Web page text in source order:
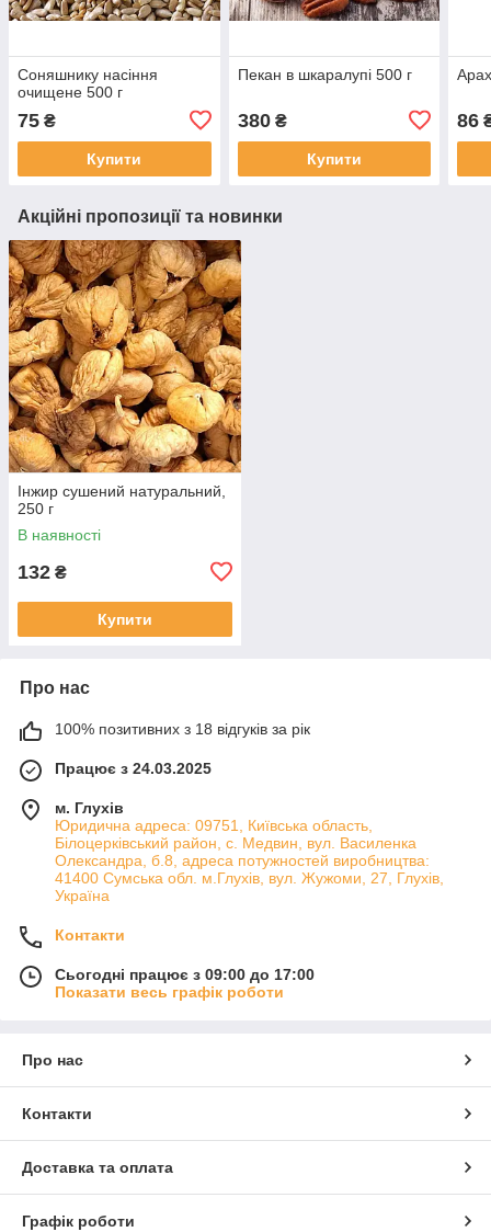
Соняшнику насіння
очищене 500 г
75 ₴
Купити
Пекан в шкаралупі 500 г
380₴
Купити
86
Акційні пропозиції та новинки
Інжир сушений натуральний,
250 г
В наявності
132 ₴
Купити
Про нас
100% позитивних з 18 відгуків за рік
Працює з 24.03.2025
м. Глухів
Юридична адреса: 09751, Київська область,
Білоцерківський район, с. Медвин, вул. Василенка
Олександра, б.8, адреса потужностей виробництва:
41400 Сумська обл. м.Глухів, вул. Жужоми, 27, Глухів,
Україна
Контакти
Сьогодні працює з 09:00 до 17:00
Показати весь графік роботи
Про нас
Контакти
Доставка та оплата
Графік роботи